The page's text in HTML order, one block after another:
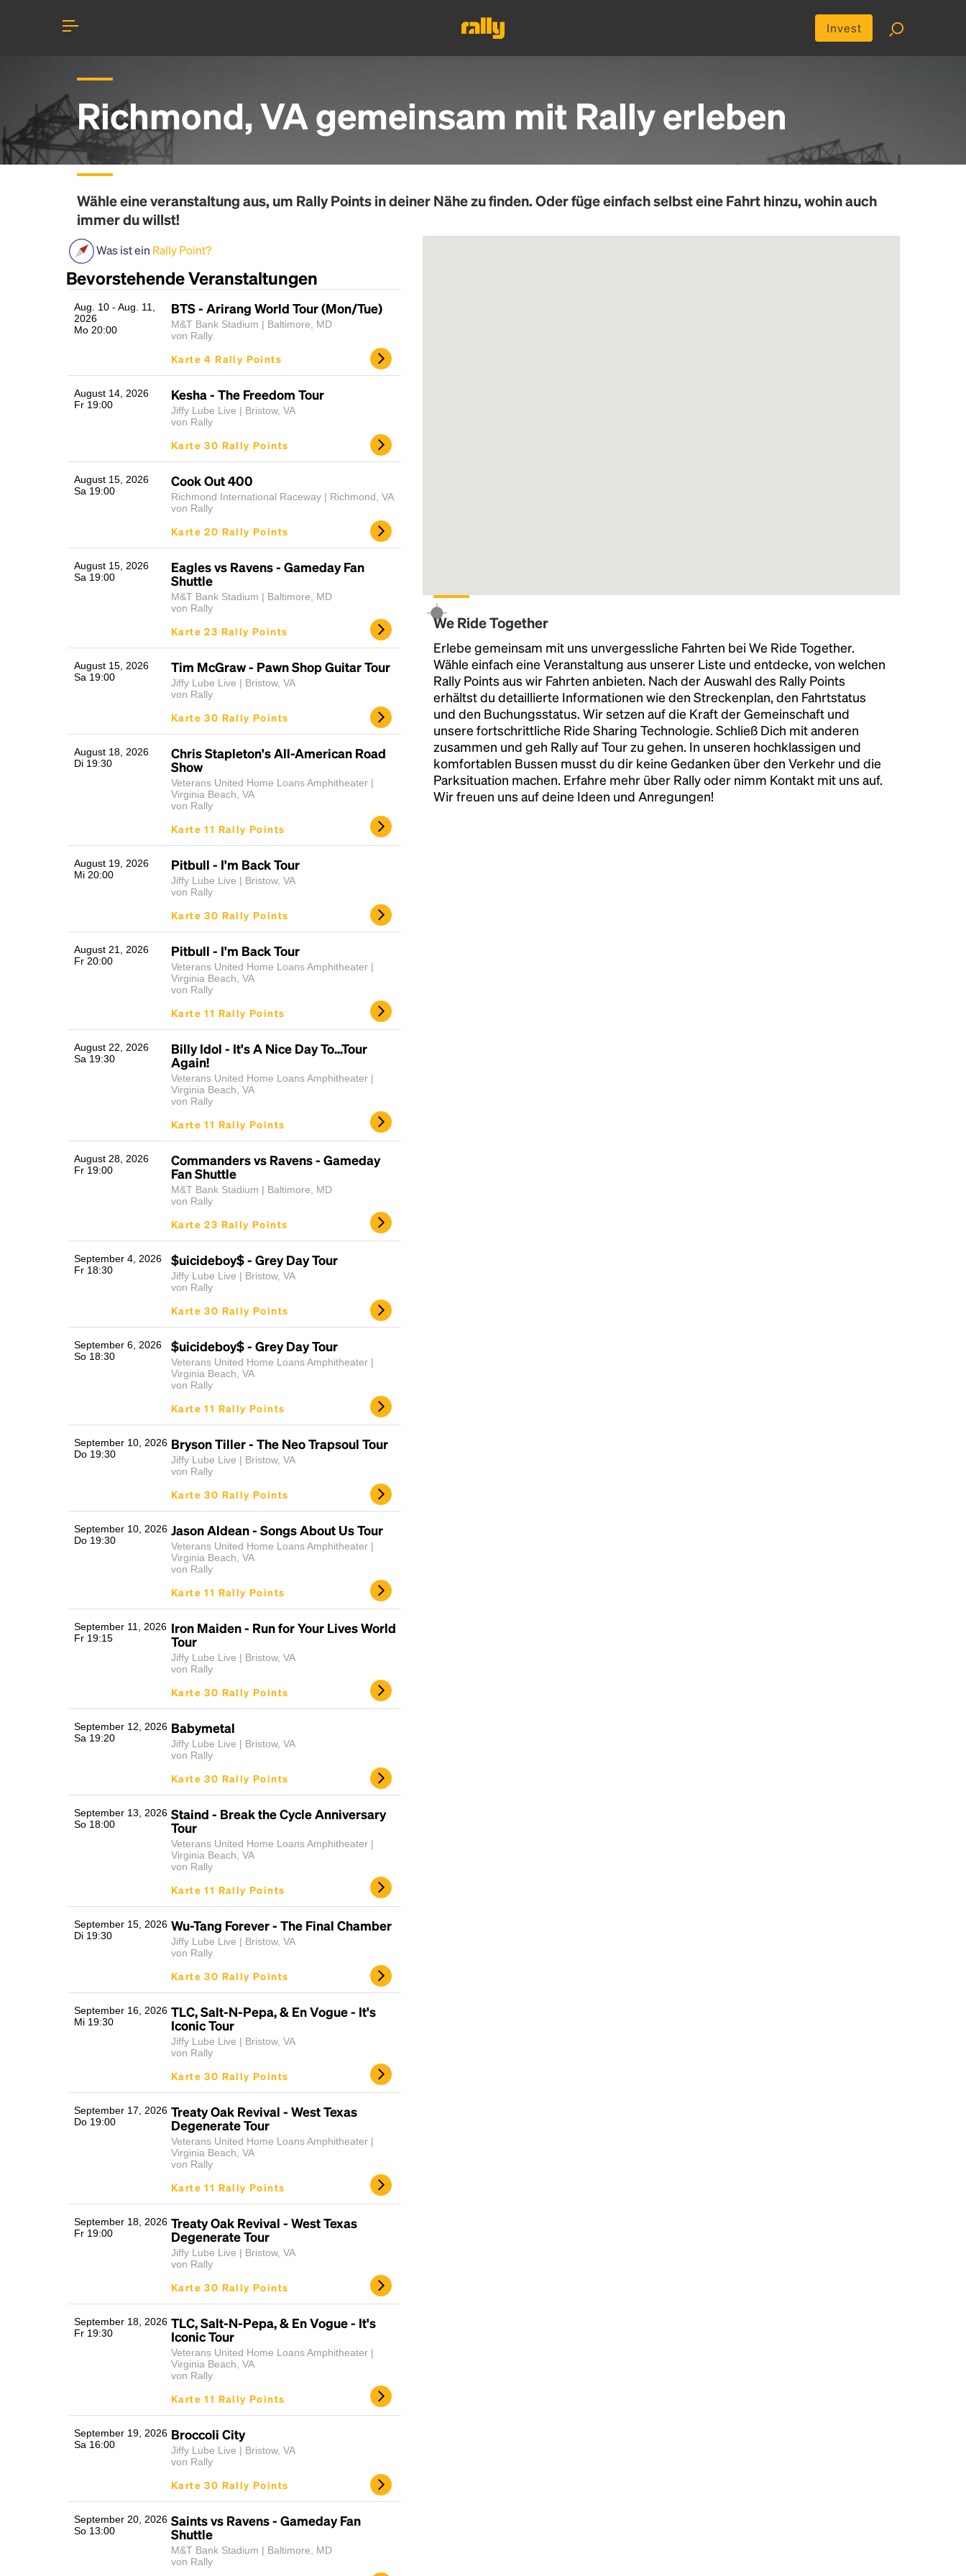
Invest
Richmond, VA gemeinsam mit Rally erleben
Wähle eine veranstaltung aus, um Rally Pointsin deiner Nähe zu finden. Oder füge einfach selbst eine Fahrt hinzu, wohin auch
immer du willst!
Was ist ein Rally Point?
Bevorstehende Veranstaltungen
Aug. 10 - Aug. 11,
2026
Mo 20:00
BTS - Arirang World Tour (Mon/Tue)
M&T Bank Stadium | Baltimore, MD
von Rally
Karte 4 Rally Points
August 14, 2026
Fr 19:00
Kesha - The Freedom Tour
Jiffy Lube Live | Bristow, VA
von Rally
Karte 30 Rally Points
August 15, 2026
Sa 19:00
Cook Out 400
Richmond International Raceway | Richmond, VA
von Rally
Karte 20 Rally Points
August 15, 2026
Sa 19:00
Eagles vs Ravens - Gameday Fan
Shuttle
M&T Bank Stadium | Baltimore, MD
von Rally
Karte 23 Rally Points
August 15, 2026
Sa 19:00
Tim McGraw - Pawn Shop Guitar Tour
Jiffy Lube Live | Bristow, VA
von Rally
Karte 30 Rally Points
August 18, 2026
Di 19:30
Chris Stapleton's All-American Road
Show
Veterans United Home Loans Amphitheater |
Virginia Beach, VA
von Rally
Karte 11 Rally Points
August 19, 2026
Mi 20:00
Pitbull - I'm Back Tour
Jiffy Lube Live | Bristow, VA
von Rally
Karte 30 Rally Points
August 21, 2026
Fr 20:00
Pitbull - I'm Back Tour
Veterans United Home Loans Amphitheater |
Virginia Beach, VA
von Rally
Karte 11 Rally Points
August 22, 2026
Sa 19:30
Billy Idol - It's A Nice Day To...Tour
Again!
Veterans United Home Loans Amphitheater |
Virginia Beach, VA
von Rally
Karte 11 Rally Points
August 28, 2026
Fr 19:00
Commanders vs Ravens - Gameday
Fan Shuttle
M&T Bank Stadium | Baltimore, MD
von Rally
Karte 23 Rally Points
September 4, 2026
Fr 18:30
$uicideboy$ - Grey Day Tour
Jiffy Lube Live | Bristow, VA
von Rally
Karte 30 Rally Points
September 6, 2026
So 18:30
$uicideboy$ - Grey Day Tour
Veterans United Home Loans Amphitheater |
Virginia Beach, VA
von Rally
Karte 11 Rally Points
September 10, 2026
Do 19:30
Bryson Tiller - The Neo Trapsoul Tour
Jiffy Lube Live | Bristow, VA
von Rally
Karte 30 Rally Points
September 10, 2026
Do 19:30
Jason Aldean - Songs About Us Tour
Veterans United Home Loans Amphitheater |
Virginia Beach, VA
von Rally
Karte 11 Rally Points
September 11, 2026
Fr 19:15
Iron Maiden - Run for Your Lives World
Tour
Jiffy Lube Live | Bristow, VA
von Rally
Karte 30 Rally Points
September 12, 2026
Sa 19:20
Babymetal
Jiffy Lube Live | Bristow, VA
von Rally
Karte 30 Rally Points
September 13, 2026
So 18:00
Staind - Break the Cycle Anniversary
Tour
Veterans United Home Loans Amphitheater |
Virginia Beach, VA
von Rally
Karte 11 Rally Points
September 15, 2026
Di 19:30
Wu-Tang Forever - The Final Chamber
Jiffy Lube Live | Bristow, VA
von Rally
Karte 30 Rally Points
September 16, 2026
Mi 19:30
TLC, Salt-N-Pepa, & En Vogue - It's
Iconic Tour
Jiffy Lube Live | Bristow, VA
von Rally
Karte 30 Rally Points
September 17, 2026
Do 19:00
Treaty Oak Revival - West Texas
Degenerate Tour
Veterans United Home Loans Amphitheater |
Virginia Beach, VA
von Rally
Karte 11 Rally Points
September 18, 2026
Fr 19:00
Treaty Oak Revival - West Texas
Degenerate Tour
Jiffy Lube Live | Bristow, VA
von Rally
Karte 30 Rally Points
September 18, 2026
Fr 19:30
TLC, Salt-N-Pepa, & En Vogue - It's
Iconic Tour
Veterans United Home Loans Amphitheater |
Virginia Beach, VA
von Rally
Karte 11 Rally Points
September 19, 2026
Sa 16:00
Broccoli City
Jiffy Lube Live | Bristow, VA
von Rally
Karte 30 Rally Points
September 20, 2026
So 13:00
Saints vs Ravens - Gameday Fan
Shuttle
M&T Bank Stadium | Baltimore, MD
von Rally
We Ride Together
Erlebe gemeinsam mit uns unvergessliche Fahrten bei We Ride Together.
Wähle einfach eine Veranstaltung aus unserer Liste und entdecke, von welchen
Rally Points aus wir Fahrten anbieten. Nach der Auswahl des Rally Points
erhältst du detaillierte Informationen wie den Streckenplan, den Fahrtstatus
und den Buchungsstatus. Wir setzen auf die Kraft der Gemeinschaft und
unsere fortschrittliche Ride Sharing Technologie. Schließ Dich mit anderen
zusammen und geh Rally auf Tour zu gehen. In unseren hochklassigen und
komfortablen Bussen musst du dir keine Gedanken über den Verkehr und die
Parksituation machen. Erfahre mehr über Rally oder nimm Kontakt mit uns auf.
Wir freuen uns auf deine Ideen und Anregungen!
Lorem Ipsum is simply dummy text of the
printing and typesetting industry.
dummy text ever since the 1500s, when an
unknown printer took a galley of type and
has survived not only five centuries, but also